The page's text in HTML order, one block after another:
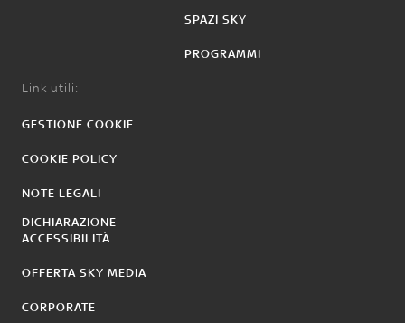
SPAZI SKY
PROGRAMMI
Link utili:
GESTIONE COOKIE
COOKIE POLICY
NOTE LEGALI
DICHIARAZIONE
ACCESSIBILITÀ
OFFERTA SKY MEDIA
CORPORATE